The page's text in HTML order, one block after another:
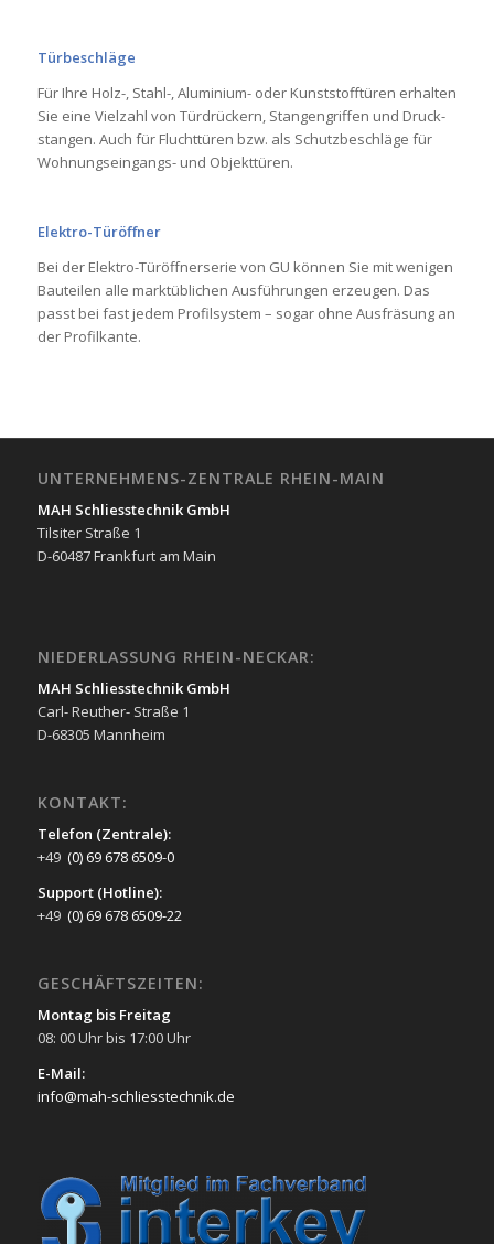
Türbeschläge
Für Ihre Holz­-, Stahl-, Aluminium- oder Kunst­stoff­türen erhalten
Sie eine Viel­zahl von Türdrü­c­kern, Stan­gen­griffen und Druck­
stangen. Auch für Flucht­türen bzw. als Schutz­be­schläge für
Wohnungs­ein­gangs- und Objekt­türen.
Elektro-Türöffner
Bei der Elektro-Tür­öffner­serie von GU können Sie mit wenigen
Bau­teilen alle marktüb­l­i­chen Aus­füh­rungen erzeugen. Das
passt bei fast jedem Profilsystem – sogar ohne Aus­fräsung an
der Pro­fil­kante.
UNTERNEHMENS-ZENTRALE RHEIN-MAIN
MAH Schliesstechnik GmbH
Tilsiter Straße 1
D-60487 Frankfurt am Main
NIEDERLASSUNG RHEIN-NECKAR:
MAH Schliesstechnik GmbH
Carl- Reuther- Straße 1
D-68305 Mannheim
KONTAKT:
Telefon (Zentrale):
+49 (0) 69 678 6509-0
Support (Hotline):
+49 (0) 69 678 6509-22
GESCHÄFTSZEITEN:
Montag bis Freitag
08: 00 Uhr bis 17:00 Uhr
E-Mail:
info@mah-schliesstechnik.de